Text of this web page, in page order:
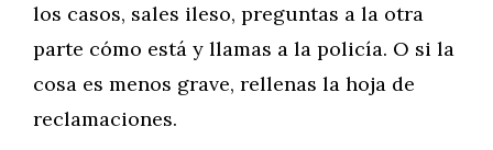
los casos, sales ileso, preguntas a la otra
parte cómo está y llamas a la policía. O si la
cosa es menos grave, rellenas la hoja de
reclamaciones.